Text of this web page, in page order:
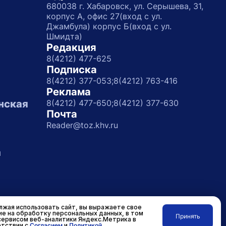
680038 г. Хабаровск, ул. Серышева, 31,
корпус А, офис 27(вход с ул.
Джамбула) корпус Б(вход с ул.
Шмидта)
Редакция
8(4212) 477-625
Подписка
8(4212) 377-053;8(4212) 763-416
Реклама
8(4212) 477-650;8(4212) 377-630
Почта
Reader@toz.khv.ru
Разработано вRASA
использовать сайт, вы выражаете свое
на обработку персональных данных, в том
веб-аналитики Яндекс.Метрика в
Принять